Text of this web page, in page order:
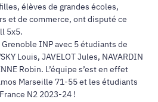
élèves de grandes écoles,
et de commerce, ont disputé ce
5x5.
INP avec 5 étudiants de
Louis, JAVELOT Jules, NAVARDIN
Robin. L’équipe s’est en effet
Marseille 71-55 et les étudiants
N2 2023-24 !